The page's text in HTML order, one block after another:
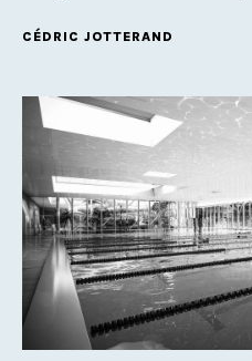
CÉDRIC JOTTERAND